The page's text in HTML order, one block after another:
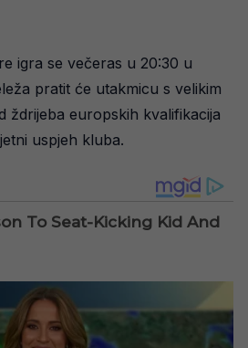
igra se večeras u 20:30 u
pratit će utakmicu s velikim
ždrijeba europskih kvalifikacija
uspjeh kluba.